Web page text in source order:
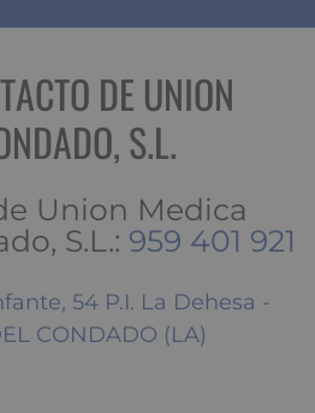
DE UNION
S.L.
Union Medica
S.L.: 959 401 921
54 P.I. La Dehesa -
CONDADO (LA)